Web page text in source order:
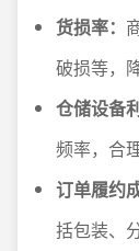
货损率：
破损等，
仓储设备
频率，合
订单履约
括包装、